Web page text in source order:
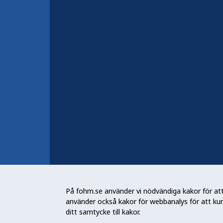
På fohm.se använder vi nödvändiga kakor för
använder också kakor för webbanalys för att
ditt samtycke till kakor.
arbetar för en bättre folkhälsa.
och stödja samhällets arbete med
skydda mot hälsohot. Vår vision är